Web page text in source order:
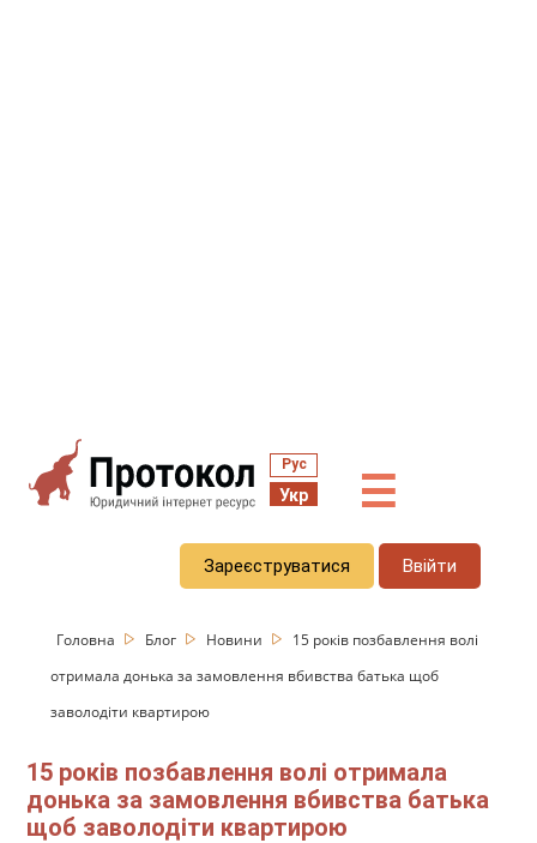
Рус
Укр ☰
Зареєструватися Ввійти
Головна Блог Новини
15 років позбавлення волі
отримала донька за замовлення вбивства батька щоб
заволодіти квартирою
15 років позбавлення волі отримала
донька за замовлення вбивства батька
щоб заволодіти квартирою